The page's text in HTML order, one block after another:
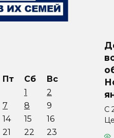
С
Пт Сб
Вс
1
2
7 8
9
14 15
16
21 22
23